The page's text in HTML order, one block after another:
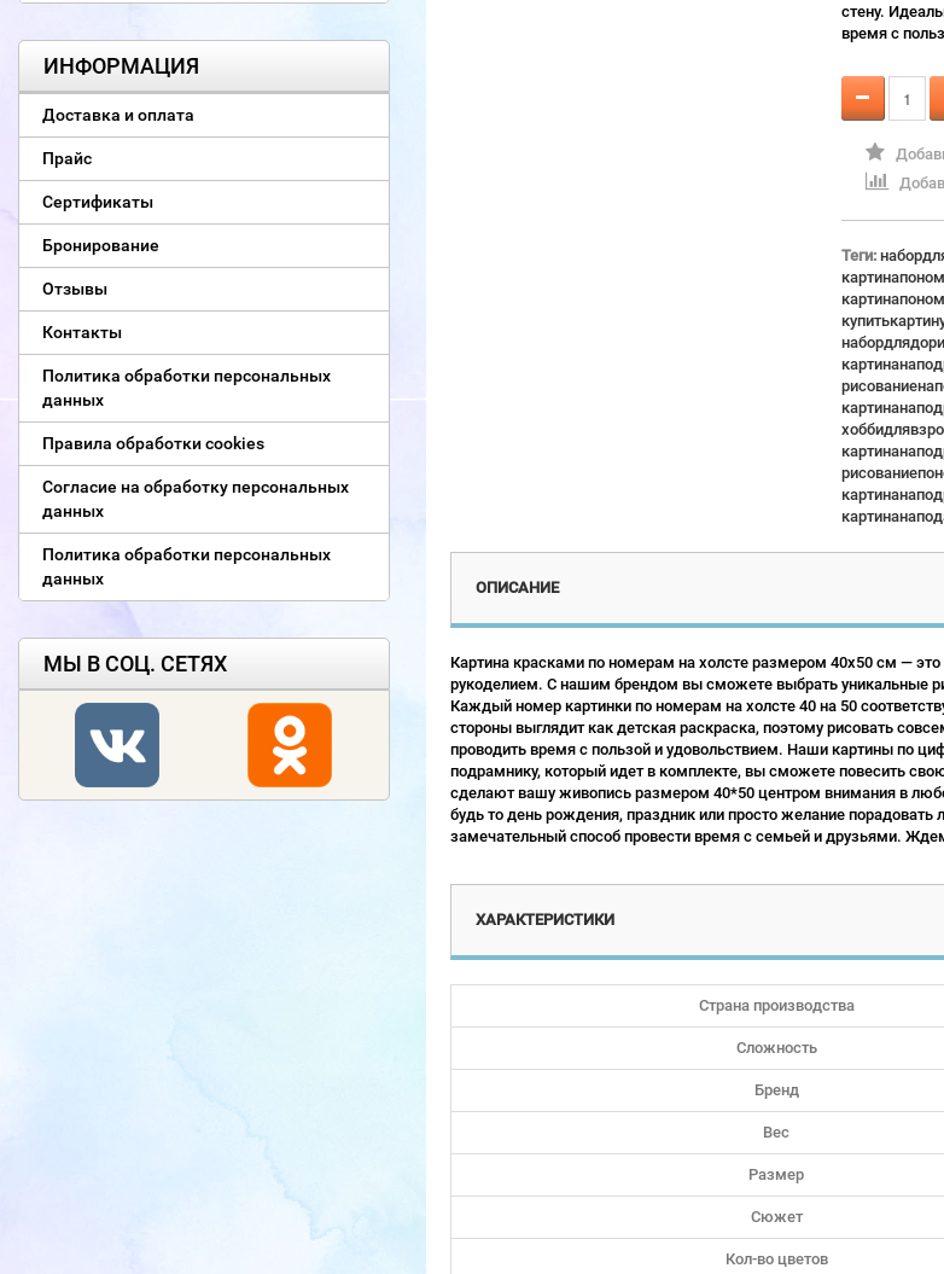
ИНФОРМАЦИЯ
Доставка и оплата
Прайс
Сертификаты
Бронирование
Отзывы
Контакты
Политика обработки персональных
данных
Правила обработки cookies
Согласие на обработку персональных
данных
Политика обработки персональных
данных
МЫ В СОЦ. СЕТЯХ
стену.
время с
Теги:
ОПИСАНИЕ
Картина красками по номерам на холсте размером 40х50 см — это
рукоделием. С нашим брендом вы сможете выбрать уникальные
Каждый номер картинки по номерам на холсте 40 на 50
стороны выглядит как детская раскраска, поэтому рисовать
проводить время с пользой и удовольствием. Наши картины по
подрамнику, который идет в комплекте, вы сможете повесить
сделают вашу живопись размером 40*50 центром внимания в
будь то день рождения, праздник или просто желание
замечательный способ провести время с семьей и друзьями.
ХАРАКТЕРИСТИКИ
Страна производства
Сложность
Бренд
Вес
Размер
Сюжет
Кол-во цветов